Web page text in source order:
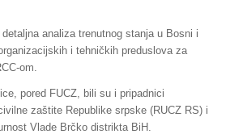
analiza trenutnog stanja u Bosni i
i tehničkih preduslova za
om.
pored FUCZ, bili su i pripadnici
zaštite Republike srpske (RUCZ RS) i
Vlade Brčko distrikta BiH.